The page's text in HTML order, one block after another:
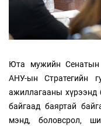
Юта мужийн Сенатын
АНУ-ын Стратегийн
ажиллагааны хүрээнд
байгаад баяртай
мэнд, боловсрол,